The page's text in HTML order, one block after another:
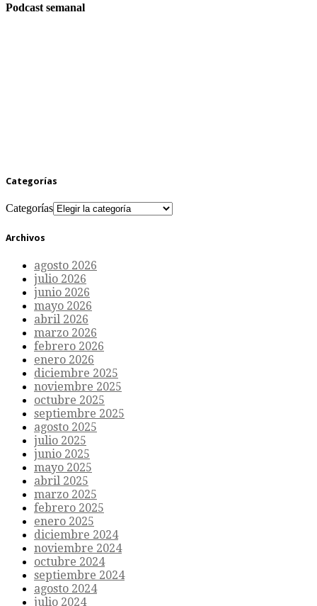
Podcast semanal
Categorías
Categorías
Archivos
agosto 2026
julio 2026
junio 2026
mayo 2026
abril 2026
marzo 2026
febrero 2026
enero 2026
diciembre 2025
noviembre 2025
octubre 2025
septiembre 2025
agosto 2025
julio 2025
junio 2025
mayo 2025
abril 2025
marzo 2025
febrero 2025
enero 2025
diciembre 2024
noviembre 2024
octubre 2024
septiembre 2024
agosto 2024
julio 2024